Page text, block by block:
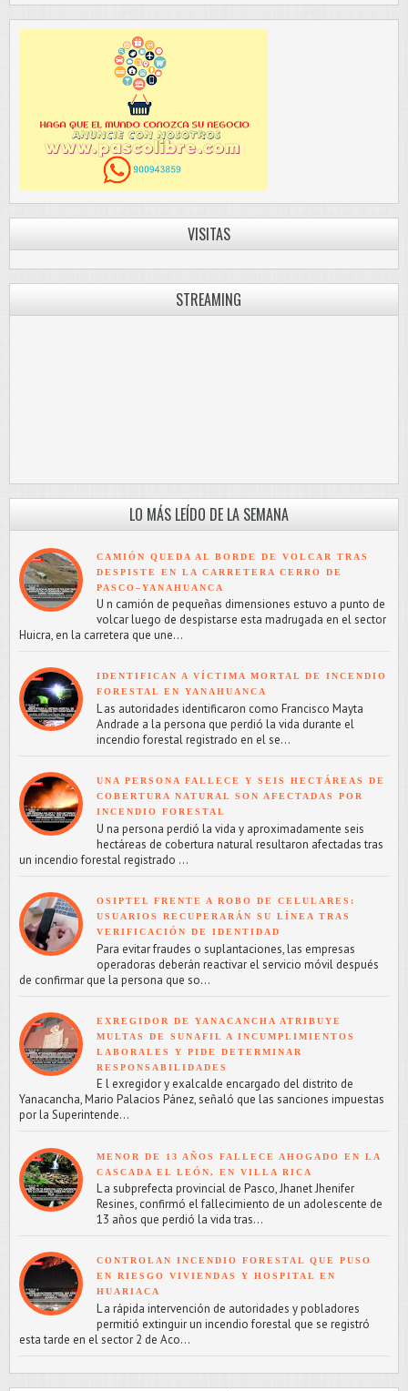
VISITAS
STREAMING
LO MÁS LEÍDO DE LA SEMANA
CAMIÓN QUEDA AL BORDE DE VOLCAR TRAS
DESPISTE EN LA CARRETERA CERRO DE
PASCO–YANAHUANCA
U n camión de pequeñas dimensiones estuvo a punto de
volcar luego de despistarse esta madrugada en el sector
Huicra, en la carretera que une...
IDENTIFICAN A VÍCTIMA MORTAL DE INCENDIO
FORESTAL EN YANAHUANCA
L as autoridades identificaron como Francisco Mayta
Andrade a la persona que perdió la vida durante el
incendio forestal registrado en el se...
UNA PERSONA FALLECE Y SEIS HECTÁREAS DE
COBERTURA NATURAL SON AFECTADAS POR
INCENDIO FORESTAL
U na persona perdió la vida y aproximadamente seis
hectáreas de cobertura natural resultaron afectadas tras
un incendio forestal registrado ...
OSIPTEL FRENTE A ROBO DE CELULARES:
USUARIOS RECUPERARÁN SU LÍNEA TRAS
VERIFICACIÓN DE IDENTIDAD
Para evitar fraudes o suplantaciones, las empresas
operadoras deberán reactivar el servicio móvil después
de confirmar que la persona que so...
EXREGIDOR DE YANACANCHA ATRIBUYE
MULTAS DE SUNAFIL A INCUMPLIMIENTOS
LABORALES Y PIDE DETERMINAR
RESPONSABILIDADES
E l exregidor y exalcalde encargado del distrito de
Yanacancha, Mario Palacios Pánez, señaló que las sanciones impuestas
por la Superintende...
MENOR DE 13 AÑOS FALLECE AHOGADO EN LA
CASCADA EL LEÓN, EN VILLA RICA
L a subprefecta provincial de Pasco, Jhanet Jhenifer
Resines, confirmó el fallecimiento de un adolescente de
13 años que perdió la vida tras...
CONTROLAN INCENDIO FORESTAL QUE PUSO
EN RIESGO VIVIENDAS Y HOSPITAL EN
HUARIACA
L a rápida intervención de autoridades y pobladores
permitió extinguir un incendio forestal que se registró
esta tarde en el sector 2 de Aco...